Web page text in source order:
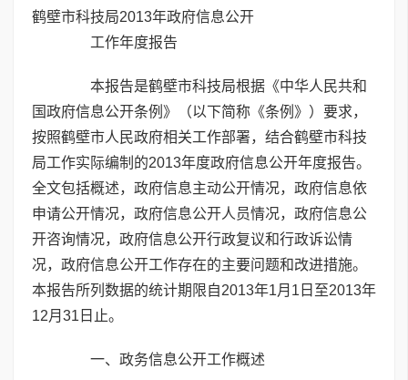
鹤壁市科技局2013年政府信息公开
工作年度报告
本报告是鹤壁市科技局根据《中华人民共和
国政府信息公开条例》（以下简称《条例》）要求，
按照鹤壁市人民政府相关工作部署，结合鹤壁市科技
局工作实际编制的2013年度政府信息公开年度报告。
全文包括概述，政府信息主动公开情况，政府信息依
申请公开情况，政府信息公开人员情况，政府信息公
开咨询情况，政府信息公开行政复议和行政诉讼情
况，政府信息公开工作存在的主要问题和改进措施。
本报告所列数据的统计期限自2013年1月1日至2013年
12月31日止。
一、政务信息公开工作概述